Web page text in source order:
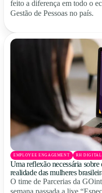
feito a diferença em todo o
Gestão de Pessoas no país.
EMPLOYEE ENGAGEMENT RH DIGITAL
Uma reflexão necessária
realidade das mulheres
O time de Parcerias da
semana passada a live